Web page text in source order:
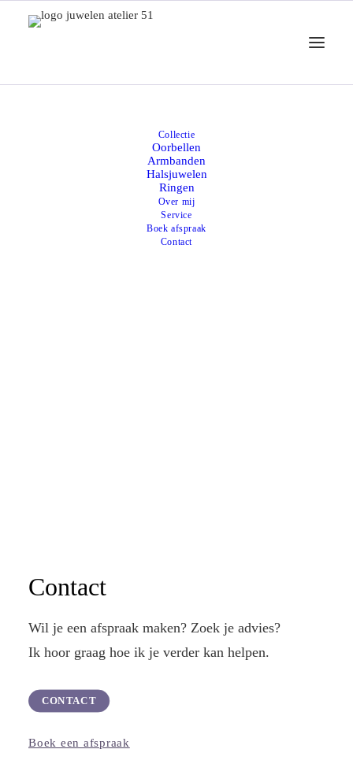
Collectie
Oorbellen
Armbanden
Halsjuwelen
Ringen
Over mij
Service
Boek afspraak
Contact
Met dank aan
Contact
Wil je een afspraak maken? Zoek je advies?
Ik hoor graag hoe ik je verder kan helpen.
CONTACT
Boek een afspraak